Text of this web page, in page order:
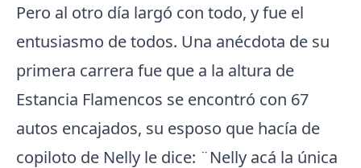
Pero al otro día largó con todo, y fue el
entusiasmo de todos. Una anécdota de su
primera carrera fue que a la altura de
Estancia Flamencos se encontró con 67
autos encajados, su esposo que hacía de
copiloto de Nelly le dice: ¨Nelly acá la única